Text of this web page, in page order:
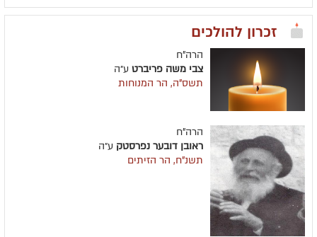
זכרון להולכים
הרה"ח
צבי משה פריברט ע״ה
תשס"ה, הר המנוחות
הרה"ח
ראובן דובער נפרסטק ע״ה
תשנ"ח, הר הזיתים